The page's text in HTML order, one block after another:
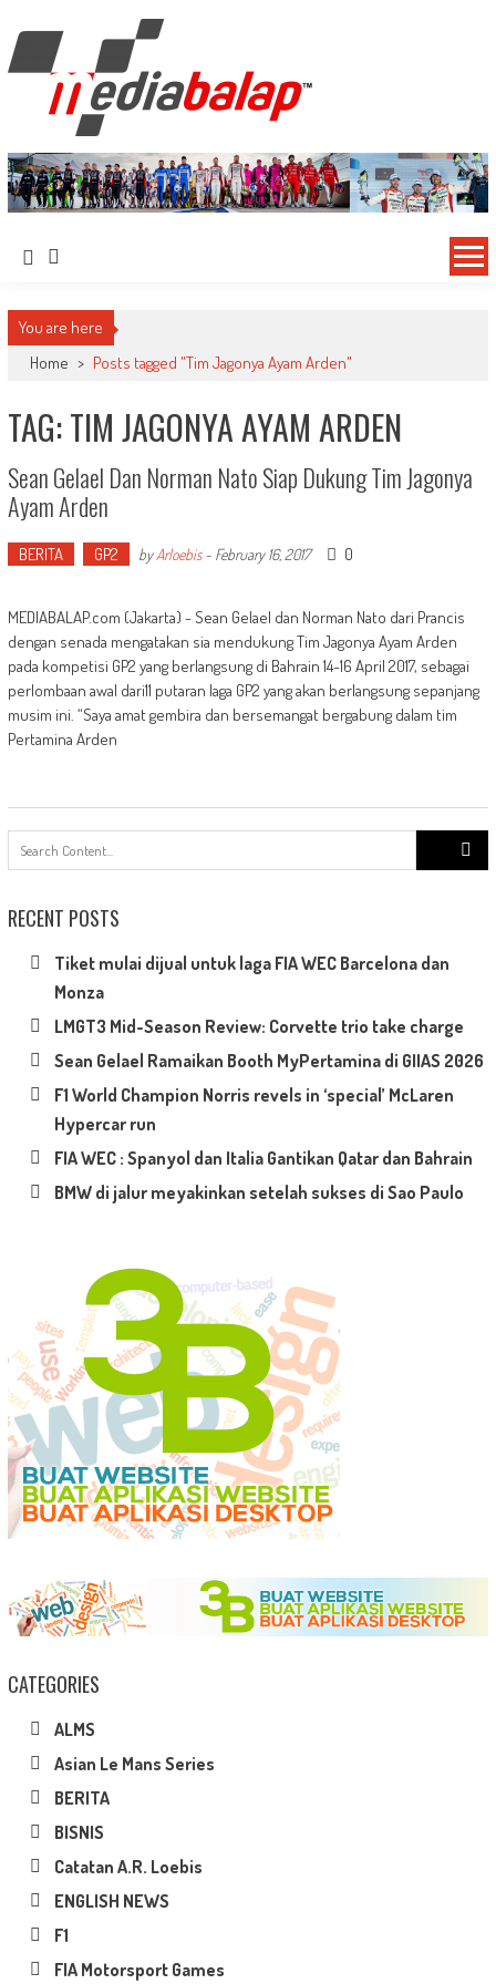
MediaBalap.com | Informasi Balap
Terupdate
Seputar MotoGP GP2 GP3 F2 F3 SERI ASIA LMP2 F1 dll
You are here
Home > Posts tagged "Tim Jagonya Ayam Arden"
TAG: TIM JAGONYA AYAM ARDEN
Sean Gelael Dan Norman Nato Siap Dukung Tim Jagonya
Ayam Arden
BERITA GP2 byArloebis- February 16, 2017 0
MEDIABALAP.com (Jakarta) - Sean Gelael dan Norman Nato dari Prancis
dengan senada mengatakan sia mendukung Tim Jagonya Ayam Arden
pada kompetisi GP2 yang berlangsung di Bahrain 14-16 April 2017, sebagai
perlombaan awal dari11 putaran laga GP2 yang akan berlangsung sepanjang
musim ini. “Saya amat gembira dan bersemangat bergabung dalam tim
Pertamina Arden
Search
RECENT POSTS
Tiket mulai dijual untuk laga FIA WEC Barcelona dan
Monza
LMGT3 Mid-Season Review: Corvette trio take charge
Sean Gelael Ramaikan Booth MyPertamina di GIIAS 2026
F1 World Champion Norris revels in ‘special’ McLaren
Hypercar run
FIA WEC : Spanyol dan Italia Gantikan Qatar dan Bahrain
BMW di jalur meyakinkan setelah sukses di Sao Paulo
CATEGORIES
ALMS
Asian Le Mans Series
BERITA
BISNIS
Catatan A.R. Loebis
ENGLISH NEWS
F1
FIA Motorsport Games